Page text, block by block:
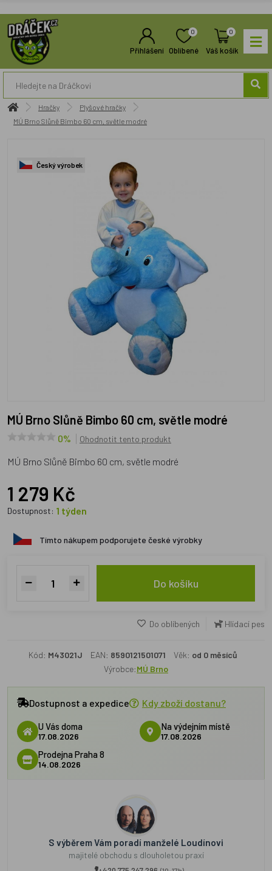
Přihlášení
0
Oblíbené
0
Váš košík
Hračky
Plyšové hračky
MÚ Brno Slůně Bimbo 60 cm, světle modré
Český výrobek
MÚ Brno Slůně Bimbo 60 cm, světle modré
0% Ohodnotit tento produkt
MÚ Brno Slůně Bimbo 60 cm, světle modré
1 279 Kč
Dostupnost: 1 týden
Tímto nákupem podporujete české výrobky
Do košíku
Do oblíbených Hlídací pes
Kód: M43021J EAN: 8590121501071 Věk: od 0 měsíců
Výrobce:MÚ Brno
Dostupnost a expedice Kdy zboží dostanu?
U Vás doma
17.08.2026
Na výdejním místě
17.08.2026
Prodejna Praha 8
14.08.2026
S výběrem Vám poradí manželé Loudínovi
majitelé obchodu s dlouholetou praxí